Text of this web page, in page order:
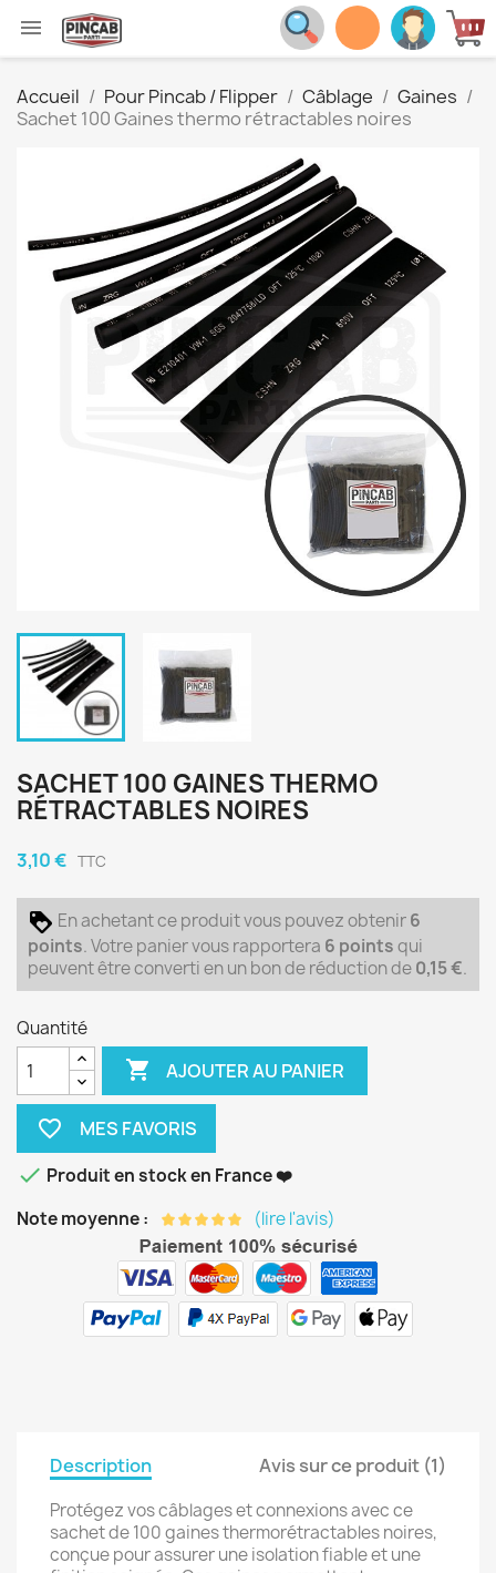

Accueil Pour Pincab / Flipper Câblage
Gaines
Sachet 100 Gaines thermo rétractables noires
SACHET 100 GAINES THERMO
RÉTRACTABLES NOIRES
3,10 € TTC
En achetant ce produit vous pouvez obtenir6
points. Votre panier vous rapportera 6 pointsqui
peuvent être converti en un bon de réduction de0,15 €.
Quantité
 AJOUTER AU PANIER
favorite_border
 Produit en stock en France ❤️
Note moyenne :
(lire l'avis)
Description Avis sur ce produit (1)
Protégez vos câblages et connexions avec ce
sachet de 100 gaines thermorétractables noires,
conçue pour assurer une isolation fiable et une